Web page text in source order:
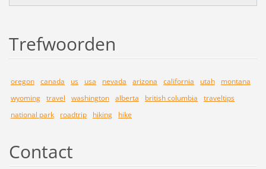
Trefwoorden
oregon canada us usa nevada arizona california utah
montana
wyoming travel washington alberta british columbia
traveltips
national park
roadtrip hiking hike
Contact